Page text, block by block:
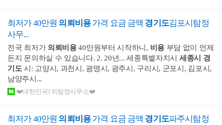
최저가 40만원 의뢰비용가격 요금 금액 경기도김포시탐정
사무...
전국 최저가 의뢰비용40만원부터 시작하니, 비용부담 없이 언제
든지 문의하실 수 있습니다. 2. 20년... 세종특별자치시 세종시
경
기도 시: 고양시, 과천시, 광명시, 광주시, 구리시, 군포시, 김포시,
남양주시...
❤️대한민국1위탐정사무소❤️
최저가 40만원 의뢰비용가격 요금 금액 경기도파주시탐정